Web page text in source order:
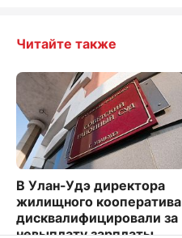
Читайте также
В Улан-Удэ директора
жилищного кооператива
дисквалифицировали за
невыплату зарплаты